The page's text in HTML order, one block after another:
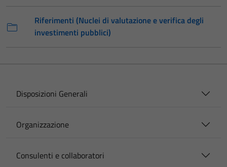
Riferimenti (Nuclei di valutazione e verifica degli
investimenti pubblici)
Disposizioni Generali
Organizzazione
Consulenti e collaboratori